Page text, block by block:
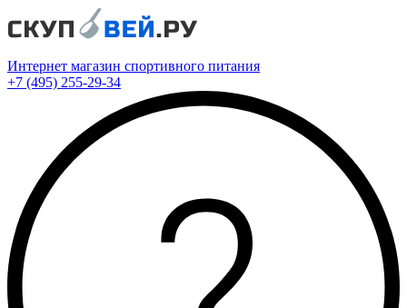
Интернет магазин спортивного питания
+7 (495) 255-29-34